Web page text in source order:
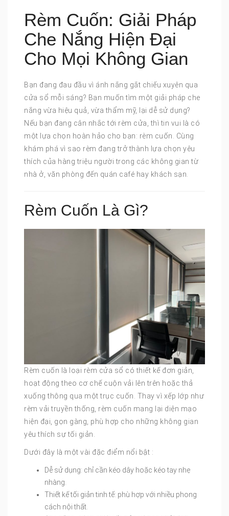
Rèm Cuốn: Giải Pháp
Che Nắng Hiện Đại
Cho Mọi Không Gian
Bạn đang đau đầu vì ánh nắng gắt chiếu xuyên qua
cửa sổ mỗi sáng? Bạn muốn tìm một giải pháp che
nắng vừa hiệu quả, vừa thẩm mỹ, lại dễ sử dụng?
Nếu bạn đang cân nhắc tới rèm cửa, thì tin vui là có
một lựa chọn hoàn hảo cho bạn: rèm cuốn. Cùng
khám phá vì sao rèm đang trở thành lựa chọn yêu
thích của hàng triệu người trong các không gian từ
nhà ở, văn phòng đến quán café hay khách sạn.
Rèm Cuốn Là Gì?
Rèm cuốn là loại rèm cửa sổ có thiết kế đơn giản,
hoạt động theo cơ chế cuộn vải lên trên hoặc thả
xuống thông qua một trục cuốn. Thay vì xếp lớp như
rèm vải truyền thống, rèm cuốn mang lại diện mạo
hiện đại, gọn gàng, phù hợp cho những không gian
yêu thích sự tối giản.
Dưới đây là một vài đặc điểm nổi bật :
Dễ sử dụng: chỉ cần kéo dây hoặc kéo tay nhẹ
nhàng.
Thiết kế tối giản tinh tế: phù hợp với nhiều phong
cách nội thất.